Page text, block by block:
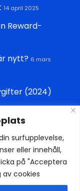
surfupplevelse,
eller innehåll,
på "Acceptera
cookies
14 april 2025
Reward-
nytt? 6 mars
(2024)
på nätet |
Stockholm | Org-nr: